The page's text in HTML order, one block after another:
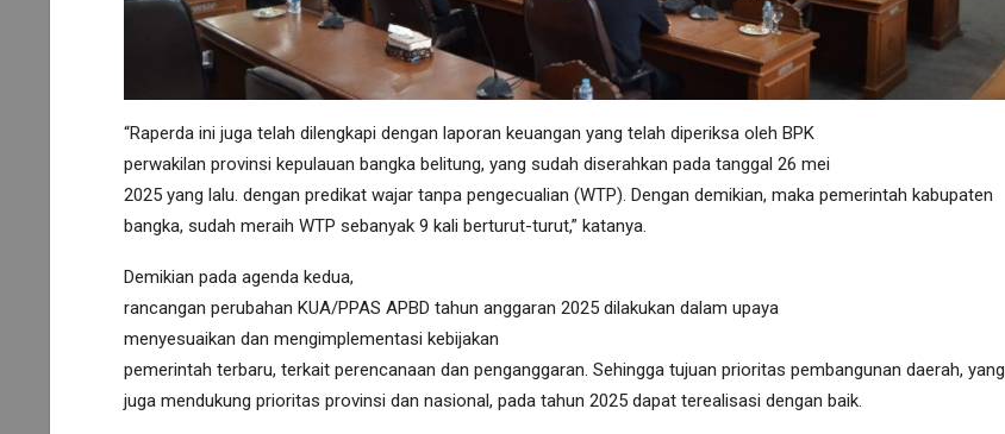
“Raperda ini juga telah dilengkapi dengan laporan keuangan yang telah diperiksa oleh BPK
perwakilan provinsi kepulauan bangka belitung, yang sudah diserahkan pada tanggal 26 mei
2025 yang lalu. dengan predikat wajar tanpa pengecualian (WTP). Dengan demikian, maka pemerintah kabupaten
bangka, sudah meraih WTP sebanyak 9 kali berturut-turut,” katanya.
Demikian pada agenda kedua,
rancangan perubahan KUA/PPAS APBD tahun anggaran 2025 dilakukan dalam upaya
menyesuaikan dan mengimplementasi kebijakan
pemerintah terbaru, terkait perencanaan dan penganggaran. Sehingga tujuan prioritas pembangunan daerah, yang
juga mendukung prioritas provinsi dan nasional, pada tahun 2025 dapat terealisasi dengan baik.